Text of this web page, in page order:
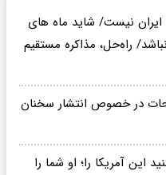
نیست/ شاید ماه های
نباشد/ راه‌حل، مذاکره مستقیم
در خصوص انتشار سخنان
این آمریکا را؛ او شما را